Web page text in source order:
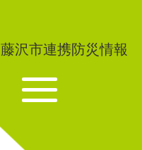
藤沢市連携防災情報